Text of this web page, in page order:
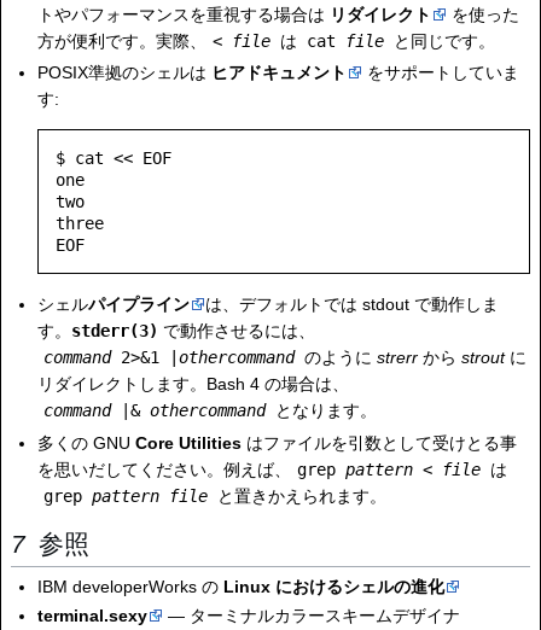
トやパフォーマンスを重視する場合は リダイレクト
を使った
方が便利です。実際、
< file は cat file
と同じです。
POSIX準拠のシェルは ヒアドキュメント
をサポートしていま
す:
$ cat << EOF
one
two
three
シェルパイプライン
は、デフォルトでは stdout で動作しま
す。 stderr(3) で動作させるには、
command2>&1 | othercommand のように strerrから stroutに
リダイレクトします。Bash 4 の場合は、
command|& othercommand
となります。
多くの GNUCore Utilities はファイルを引数として受けとる事
を思いだしてください。例えば、
grep pattern< file は
grep pattern file と置きかえられます。
参照
IBM developerWorks の Linux におけるシェルの進化
terminal.sexy
— ターミナルカラースキームデザイナ